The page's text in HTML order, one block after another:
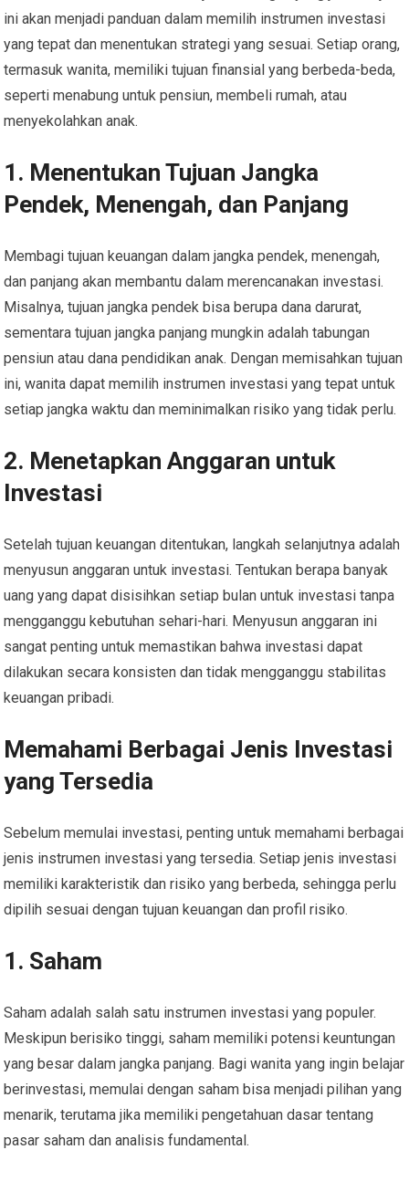
ini akan menjadi panduan dalam memilih instrumen investasi
yang tepat dan menentukan strategi yang sesuai. Setiap orang,
termasuk wanita, memiliki tujuan finansial yang berbeda-beda,
seperti menabung untuk pensiun, membeli rumah, atau
menyekolahkan anak.
1. Menentukan Tujuan Jangka
Pendek, Menengah, dan Panjang
Membagi tujuan keuangan dalam jangka pendek, menengah,
dan panjang akan membantu dalam merencanakan investasi.
Misalnya, tujuan jangka pendek bisa berupa dana darurat,
sementara tujuan jangka panjang mungkin adalah tabungan
pensiun atau dana pendidikan anak. Dengan memisahkan tujuan
ini, wanita dapat memilih instrumen investasi yang tepat untuk
setiap jangka waktu dan meminimalkan risiko yang tidak perlu.
2. Menetapkan Anggaran untuk
Investasi
Setelah tujuan keuangan ditentukan, langkah selanjutnya adalah
menyusun anggaran untuk investasi. Tentukan berapa banyak
uang yang dapat disisihkan setiap bulan untuk investasi tanpa
mengganggu kebutuhan sehari-hari. Menyusun anggaran ini
sangat penting untuk memastikan bahwa investasi dapat
dilakukan secara konsisten dan tidak mengganggu stabilitas
keuangan pribadi.
Memahami Berbagai Jenis Investasi
yang Tersedia
Sebelum memulai investasi, penting untuk memahami berbagai
jenis instrumen investasi yang tersedia. Setiap jenis investasi
memiliki karakteristik dan risiko yang berbeda, sehingga perlu
dipilih sesuai dengan tujuan keuangan dan profil risiko.
1. Saham
Saham adalah salah satu instrumen investasi yang populer.
Meskipun berisiko tinggi, saham memiliki potensi keuntungan
yang besar dalam jangka panjang. Bagi wanita yang ingin belajar
berinvestasi, memulai dengan saham bisa menjadi pilihan yang
menarik, terutama jika memiliki pengetahuan dasar tentang
pasar saham dan analisis fundamental.